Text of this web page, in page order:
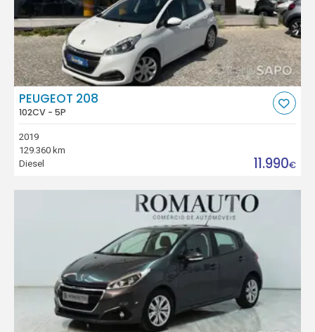
PEUGEOT 208
102CV - 5P
2019
129.360 km
Diesel
11.990€